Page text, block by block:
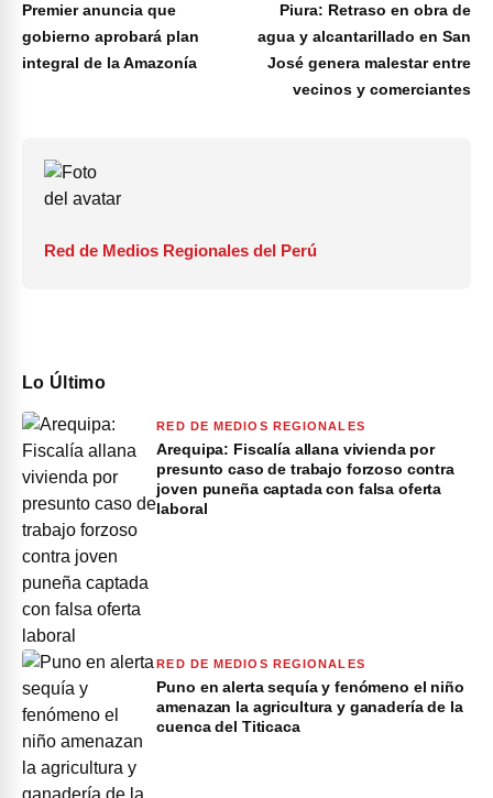
Premier anuncia que
gobierno aprobará plan
integral de la Amazonía
Piura: Retraso en obra de
agua y alcantarillado en San
José genera malestar entre
vecinos y comerciantes
Red de Medios Regionales del Perú
Lo Último
RED DE MEDIOS REGIONALES
Arequipa: Fiscalía allana vivienda por
presunto caso de trabajo forzoso contra
joven puneña captada con falsa oferta
laboral
RED DE MEDIOS REGIONALES
Puno en alerta sequía y fenómeno el niño
amenazan la agricultura y ganadería de la
cuenca del Titicaca